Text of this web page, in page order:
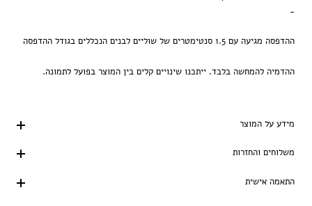
-
ההדפסה מגיעה עם 1.5 סנטימטרים של שוליים לבנים הנכללים בגודל ההדפסה
ההדמיה להמחשה בלבד. ייתכנו שינויים קלים בין המוצר בפועל לתמונה.
מידע על המוצר
משלוחים והחזרות
התאמה אישית